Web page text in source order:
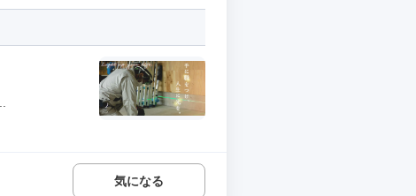
気になる